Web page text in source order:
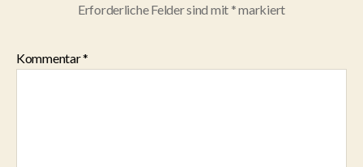
Erforderliche Felder sind mit *markiert
Kommentar*